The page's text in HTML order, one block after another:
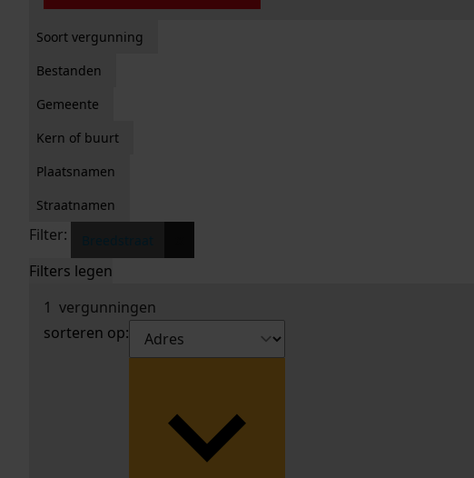
Soort vergunning
Bestanden
Gemeente
Kern of buurt
Plaatsnamen
Straatnamen
Filter:
Filters legen
1 vergunningen
sorteren op: